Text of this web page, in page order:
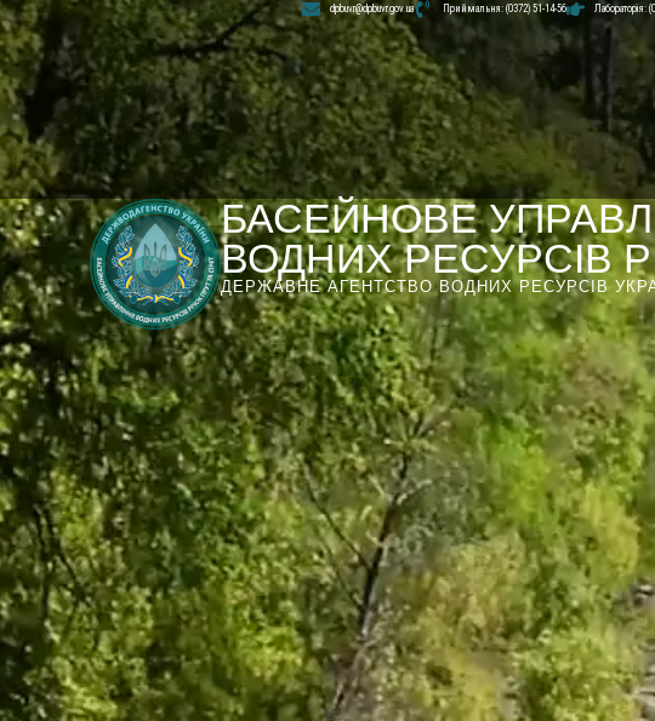
Лабораторія:
dpbuvr@dpbuvr.gov.ua Приймальня: (0372) 51-14-56
БАСЕЙНОВЕ
ВОДНИХ РЕСУРСІВ
ДЕРЖАВНЕ АГЕНТСТВО ВОДНИХ РЕСУРСІВ